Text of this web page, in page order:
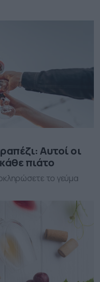
Αυτοί οι
πιάτο
το γεύμα